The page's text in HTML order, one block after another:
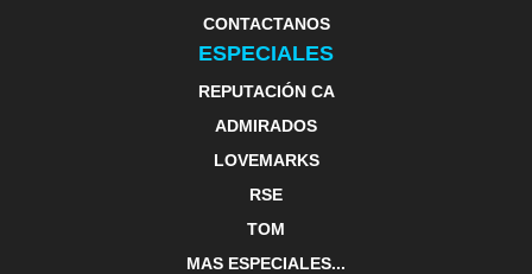
CONTACTANOS
ESPECIALES
REPUTACIÓN CA
ADMIRADOS
LOVEMARKS
RSE
TOM
MAS ESPECIALES...